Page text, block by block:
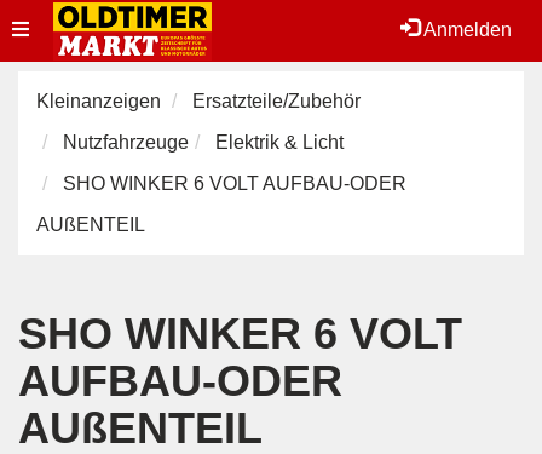
Anmelden
Toggle
navigation
Kleinanzeigen
Ersatzteile/Zubehör
Nutzfahrzeuge
Elektrik & Licht
SHO WINKER 6 VOLT AUFBAU-ODER
AUßENTEIL
SHO WINKER 6 VOLT
AUFBAU-ODER
AUßENTEIL